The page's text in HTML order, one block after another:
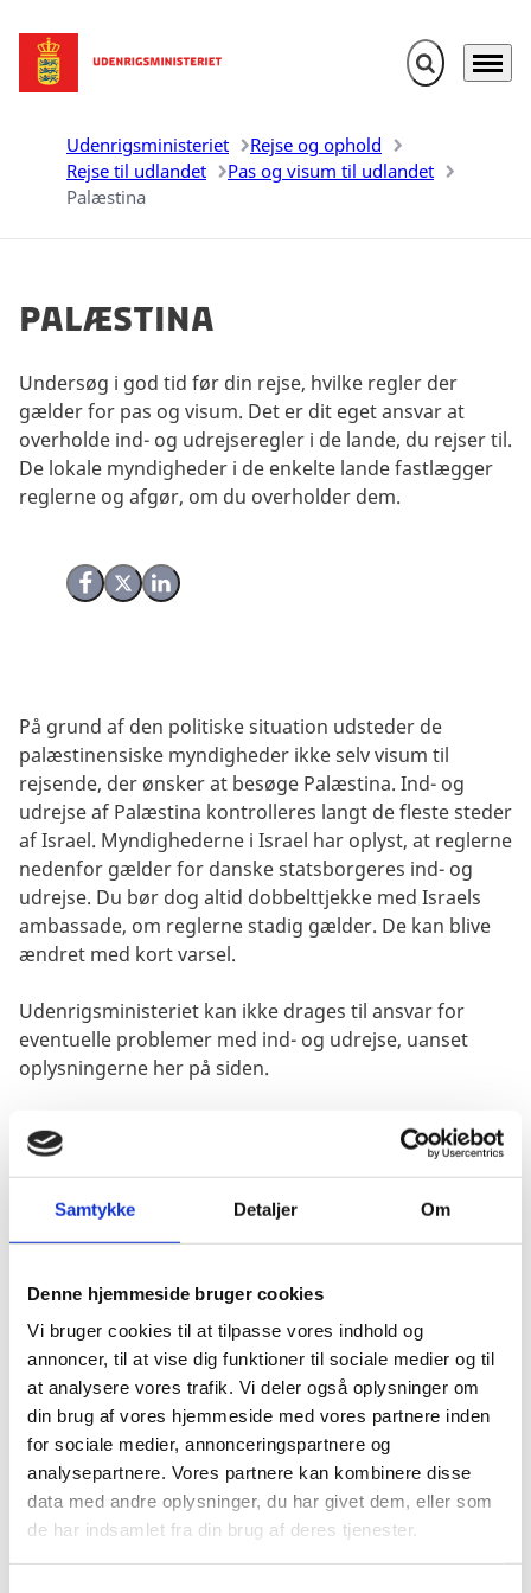
Samtykke Detaljer Om
Denne hjemmeside bruger cookies
Vi bruger cookies til at tilpasse vores indhold og
annoncer, til at vise dig funktioner til sociale medier og til
at analysere vores trafik. Vi deler også oplysninger om
din brug af vores hjemmeside med vores partnere inden
for sociale medier, annonceringspartnere og
analysepartnere. Vores partnere kan kombinere disse
data med andre oplysninger, du har givet dem, eller som
de har indsamlet fra din brug af deres tjenester.
Gå til forsiden Fold søgefelt
Menu
Udenrigsministeriet
Rejse og ophold
Rejse til udlandet
Pas og visum til udlandet
Palæstina
Palæstina
Del på Facebook
Del på X (Twitter)
Del på LinkedIn
Undersøg i god tid før din rejse, hvilke regler der
gælder for pas og visum. Det er dit eget ansvar at
overholde ind- og udrejseregler i de lande, du rejser til.
De lokale myndigheder i de enkelte lande fastlægger
reglerne og afgør, om du overholder dem.
På grund af den politiske situation udsteder de
palæstinensiske myndigheder ikke selv visum til
rejsende, der ønsker at besøge Palæstina. Ind- og
udrejse af Palæstina kontrolleres langt de fleste steder
af Israel. Myndighederne i Israel har oplyst, at reglerne
nedenfor gælder for danske statsborgeres ind- og
udrejse. Du bør dog altid dobbelttjekke med Israels
ambassade, om reglerne stadig gælder. De kan blive
ændret med kort varsel.
Udenrigsministeriet kan ikke drages til ansvar for
eventuelle problemer med ind- og udrejse, uanset
oplysningerne her på siden.
alene. Læs mere påIsraels pas- og visumregler
Pas
Ved kombinerede turistrejser til Israel og Palæstina
gælder samme pasregler som ved rejser til Israel
alene. Læs mere på Israels pas- og visumregler
Tjek på forhånd om et eventuelt transitland på